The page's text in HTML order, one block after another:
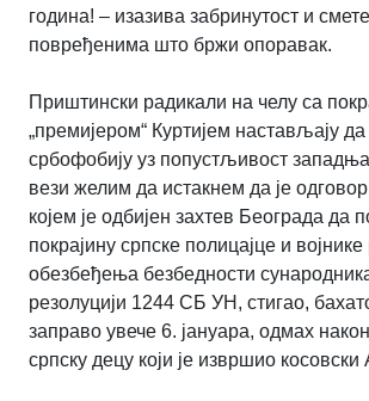
година! – изазива забринутост и
повређенима што бржи опоравак.
Приштински радикали на челу са
„премијером“ Куртијем настављају
србофобију уз попустљивост
вези желим да истакнем да је
којем је одбијен захтев Београда да
покрајину српске полицајце и
обезбеђења безбедности
резолуцији 1244 СБ УН, стигао,
заправо увече 6. јануара, одмах
српску децу који је извршио